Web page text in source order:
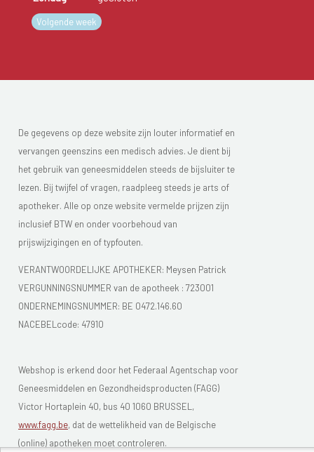
Volgende week
De gegevens op deze website zijn louter informatief en
vervangen geenszins een medisch advies. Je dient bij
het gebruik van geneesmiddelen steeds de bijsluiter te
lezen. Bij twijfel of vragen, raadpleeg steeds je arts of
apotheker. Alle op onze website vermelde prijzen zijn
inclusief BTW en onder voorbehoud van
prijswijzigingen en of typfouten.
VERANTWOORDELIJKE APOTHEKER: Meysen Patrick
VERGUNNINGSNUMMER van de apotheek : 723001
ONDERNEMINGSNUMMER: BE 0472.146.60
NACEBELcode: 47910
Webshop is erkend door het Federaal Agentschap voor
Geneesmiddelen en Gezondheidsproducten (FAGG)
Victor Hortaplein 40, bus 40 1060 BRUSSEL,
www.fagg.be, dat de wettelikheid van de Belgische
(online) apotheken moet controleren.